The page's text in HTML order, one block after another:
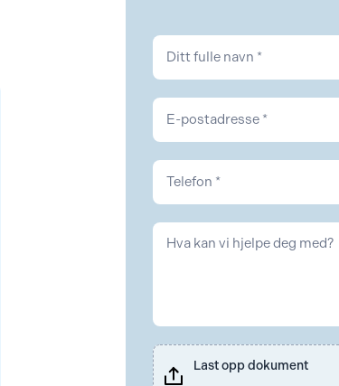
NAV
Last opp dokument